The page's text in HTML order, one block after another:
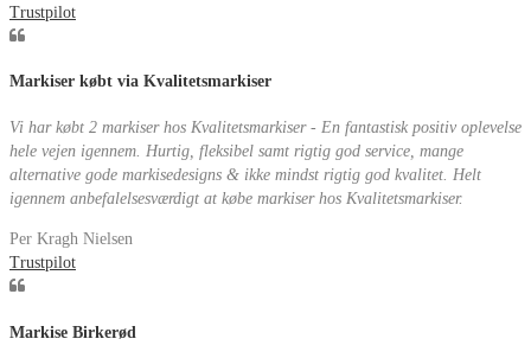
Trustpilot
Markiser købt via Kvalitetsmarkiser
Vi har købt 2 markiser hos Kvalitetsmarkiser - En fantastisk positiv oplevelse
hele vejen igennem. Hurtig, fleksibel samt rigtig god service, mange
alternative gode markisedesigns & ikke mindst rigtig god kvalitet. Helt
igennem anbefalelsesværdigt at købe markiser hos Kvalitetsmarkiser.
Per Kragh Nielsen
Trustpilot
Markise Birkerød